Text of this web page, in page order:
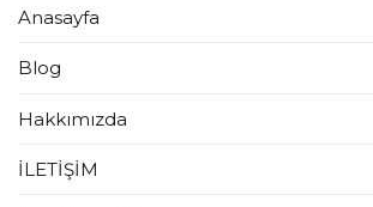
Anasayfa
Blog
Hakkımızda
İLETİŞİM